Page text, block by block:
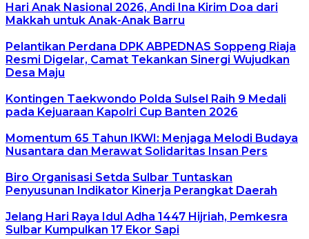
Hari Anak Nasional 2026, Andi Ina Kirim Doa dari
Makkah untuk Anak-Anak Barru
Pelantikan Perdana DPK ABPEDNAS Soppeng Riaja
Resmi Digelar, Camat Tekankan Sinergi Wujudkan
Desa Maju
Kontingen Taekwondo Polda Sulsel Raih 9 Medali
pada Kejuaraan Kapolri Cup Banten 2026
Momentum 65 Tahun IKWI: Menjaga Melodi Budaya
Nusantara dan Merawat Solidaritas Insan Pers
Biro Organisasi Setda Sulbar Tuntaskan
Penyusunan Indikator Kinerja Perangkat Daerah
Jelang Hari Raya Idul Adha 1447 Hijriah, Pemkesra
Sulbar Kumpulkan 17 Ekor Sapi